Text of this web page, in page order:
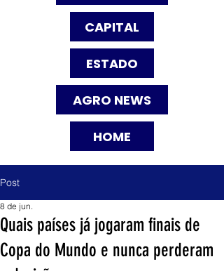
CAPITAL
ESTADO
AGRO NEWS
HOME
Post
Quais países já jogaram finais de
Copa do Mundo e nunca perderam
8 de jun.